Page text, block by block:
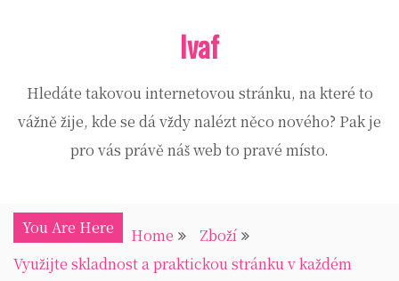
Ivaf
Hledáte takovou internetovou stránku, na které to
vážně žije, kde se dá vždy nalézt něco nového? Pak je
pro vás právě náš web to pravé místo.
You Are Here Home
Zboží
Využijte skladnost a praktickou stránku v každém